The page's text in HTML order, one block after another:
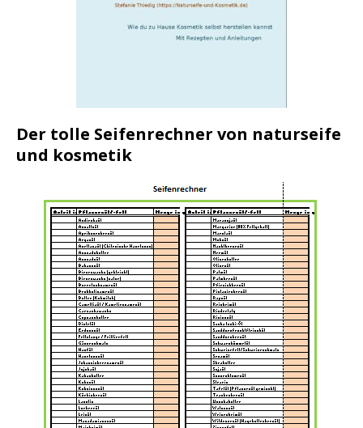
Der tolle Seifenrechner von naturseife
und kosmetik